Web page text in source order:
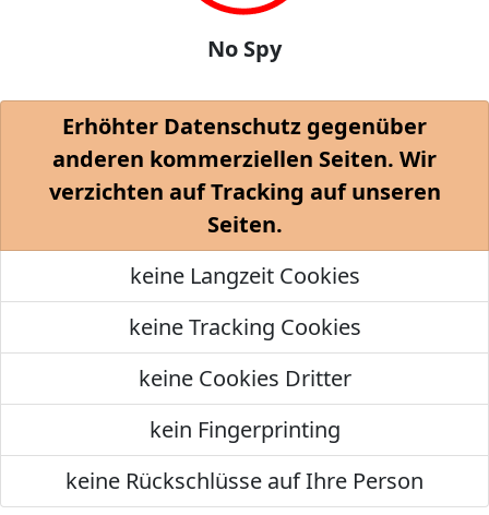
No Spy
Erhöhter Datenschutz gegenüber
anderen kommerziellen Seiten. Wir
verzichten auf Tracking auf unseren
Seiten.
keine Langzeit Cookies
keine Tracking Cookies
keine Cookies Dritter
kein Fingerprinting
keine Rückschlüsse auf Ihre Person